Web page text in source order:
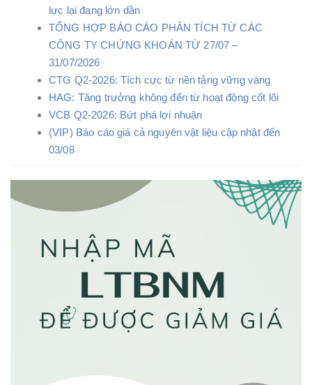
lực lại đang lớn dần
TỔNG HỢP BÁO CÁO PHÂN TÍCH TỪ CÁC
CÔNG TY CHỨNG KHOÁN TỪ 27/07 –
31/07/2026
CTG Q2-2026: Tích cực từ nền tảng vững vàng
HAG: Tăng trưởng không đến từ hoạt động cốt lõi
VCB Q2-2026: Bứt phá lợi nhuận
(VIP) Báo cáo giá cả nguyên vật liệu cập nhật đến
03/08